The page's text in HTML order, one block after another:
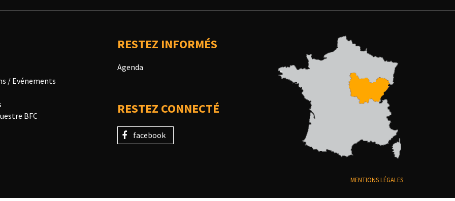
/ Evénements
BFC
RESTEZ INFORMÉS
Agenda
RESTEZ CONNECTÉ
facebook
MENTIONS LÉGALES